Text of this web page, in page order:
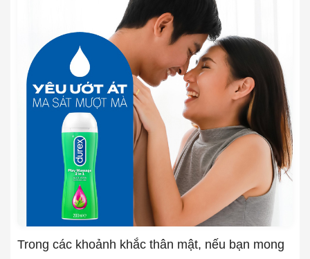
Trong các khoảnh khắc thân mật, nếu bạn mong